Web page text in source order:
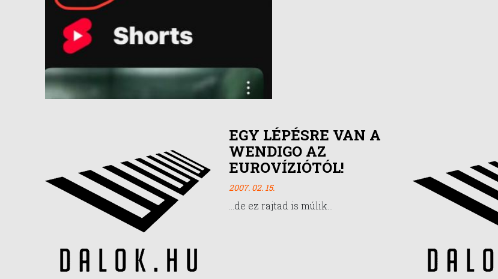
EGY LÉPÉSRE VAN A
WENDIGO AZ
EUROVÍZIÓTÓL!
2007. 02. 15.
...de ez rajtad is múlik...